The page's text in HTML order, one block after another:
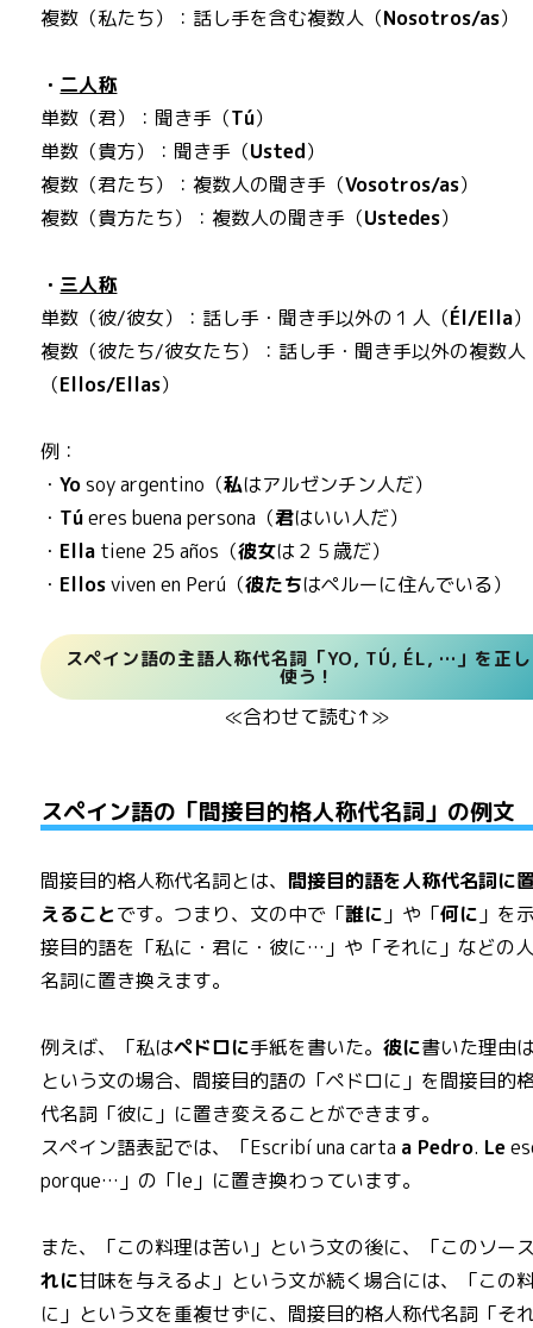
複数（私たち）：話し手を含む複数人（Nosotros/as）
・ 二人称
単数（君）：聞き手（Tú）
単数（貴方）：聞き手（Usted）
複数（君たち）：複数人の聞き手（Vosotros/as）
複数（貴方たち）：複数人の聞き手（Ustedes）
・ 三人称
単数（彼/彼女）：話し手・聞き手以外の１人（Él/Ella）
複数（彼たち/彼女たち）：話し手・聞き手以外の複数人
（Ellos/Ellas）
例：
・Yosoy argentino（私はアルゼンチン人だ）
・ Túeres buena persona（君はいい人だ）
・ Ella tiene 25 años（彼女は２５歳だ）
・ Ellosviven en Perú（彼たちはペルーに住んでいる）
スペイン語の主語人称代名詞「YO, TÚ, ÉL, …」を正
使う！
≪合わせて読む↑≫
スペイン語の「間接目的格人称代名詞」の例文
間接目的格人称代名詞とは、 間接目的語を人称代名詞に
えることです。つまり、文の中で「誰に 」や「何に 」を
接目的語を「私に・君に・彼に…」や「それに」などの
名詞に置き換えます。
例えば、「私はペドロに手紙を書いた。彼に書いた理由
という文の場合、間接目的語の「ペドロに」を間接目的
代名詞「彼に」に置き変えることができます。
スペイン語表記では、「Escribí una carta a Pedro. Le
porque…」の「le」に置き換わっています。
また、「この料理は苦い」という文の後に、「このソー
れに甘味を与えるよ」という文が続く場合には、「この
に」という文を重複せずに、間接目的格人称代名詞「そ